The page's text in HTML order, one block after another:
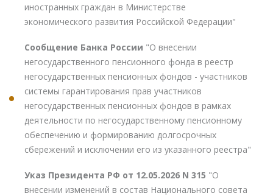
иностранных граждан в Министерстве
экономического развития Российской Федерации"
Сообщение Банка России "О внесении
негосударственного пенсионного фонда в реестр
негосударственных пенсионных фондов - участников
системы гарантирования прав участников
негосударственных пенсионных фондов в рамках
деятельности по негосударственному пенсионному
обеспечению и формированию долгосрочных
сбережений и исключении его из указанного реестра"
Указ Президента РФ от 12.05.2026 N 315 "О
внесении изменений в состав Национального совета